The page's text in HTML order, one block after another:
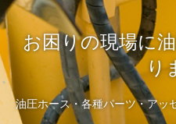
お困りの現場に
り
油圧ホース・各種パーツ・アッ